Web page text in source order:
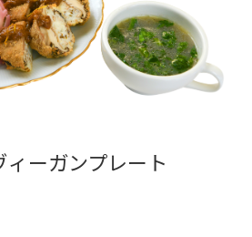
ーガンプレート